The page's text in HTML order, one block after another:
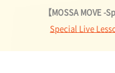
【MOSSA MOVE -
Special Live